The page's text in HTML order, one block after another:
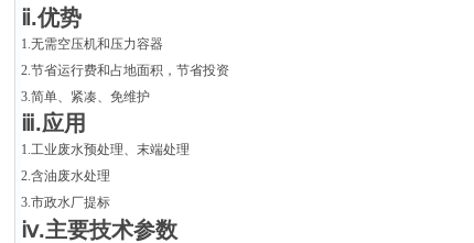
ⅱ.优势
1.无需空压机和压力容器
2.节省运行费和占地面积，节省投资
3.简单、紧凑、免维护
ⅲ.应用
1.工业废水预处理、末端处理
2.含油废水处理
3.市政水厂提标
ⅳ.主要技术参数